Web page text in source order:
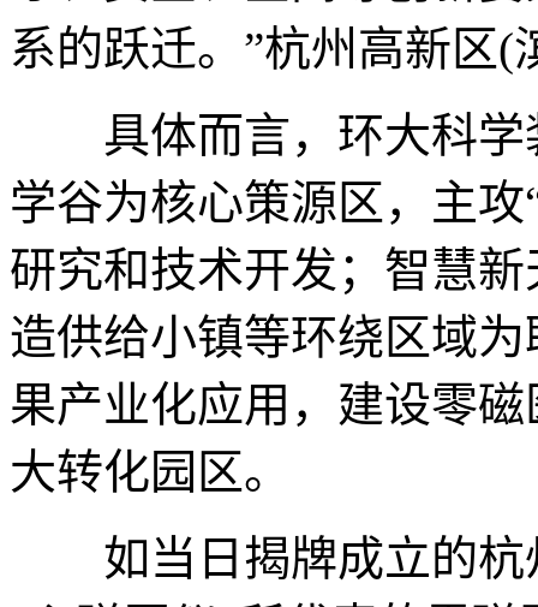
系的跃迁。”杭州高新区
具体而言，环大科学
学谷为核心策源区，主攻
研究和技术开发；智慧
造供给小镇等环绕区域
果产业化应用，建设零
大转化园区。
如当日揭牌成立的杭